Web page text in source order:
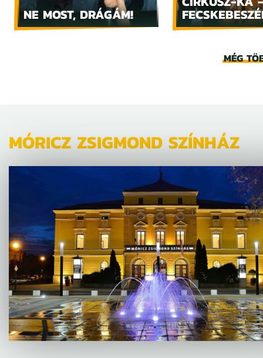
NE MOST, DRÁGÁM!
MÉG
MÓRICZ ZSIGMOND SZÍNHÁZ